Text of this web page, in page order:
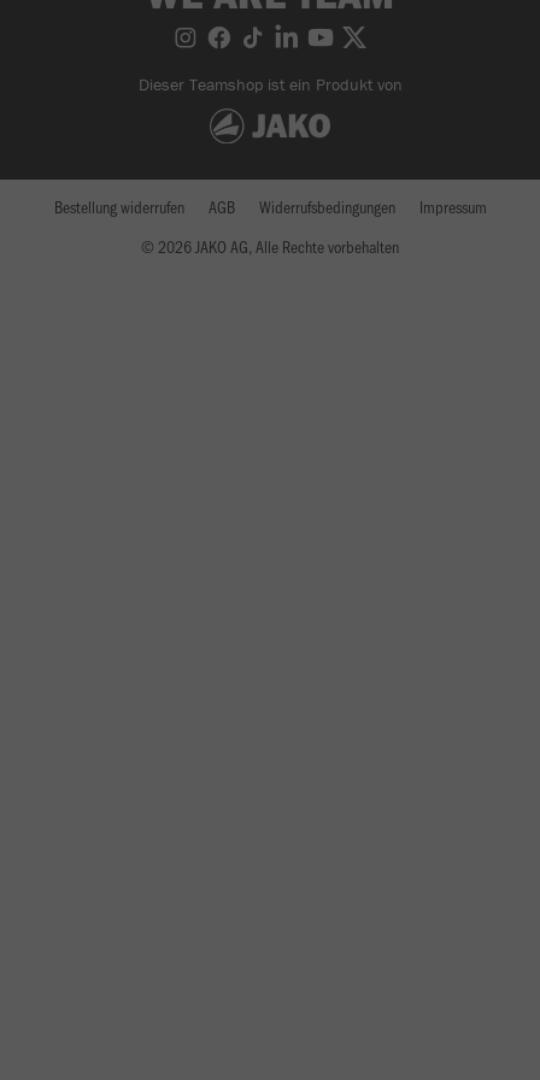
Dieser Teamshop ist ein Produkt von
© 2026 JAKO AG, Alle Rechte vorbehalten
Bestellung widerrufen AGB Widerrufsbedingungen Impressum